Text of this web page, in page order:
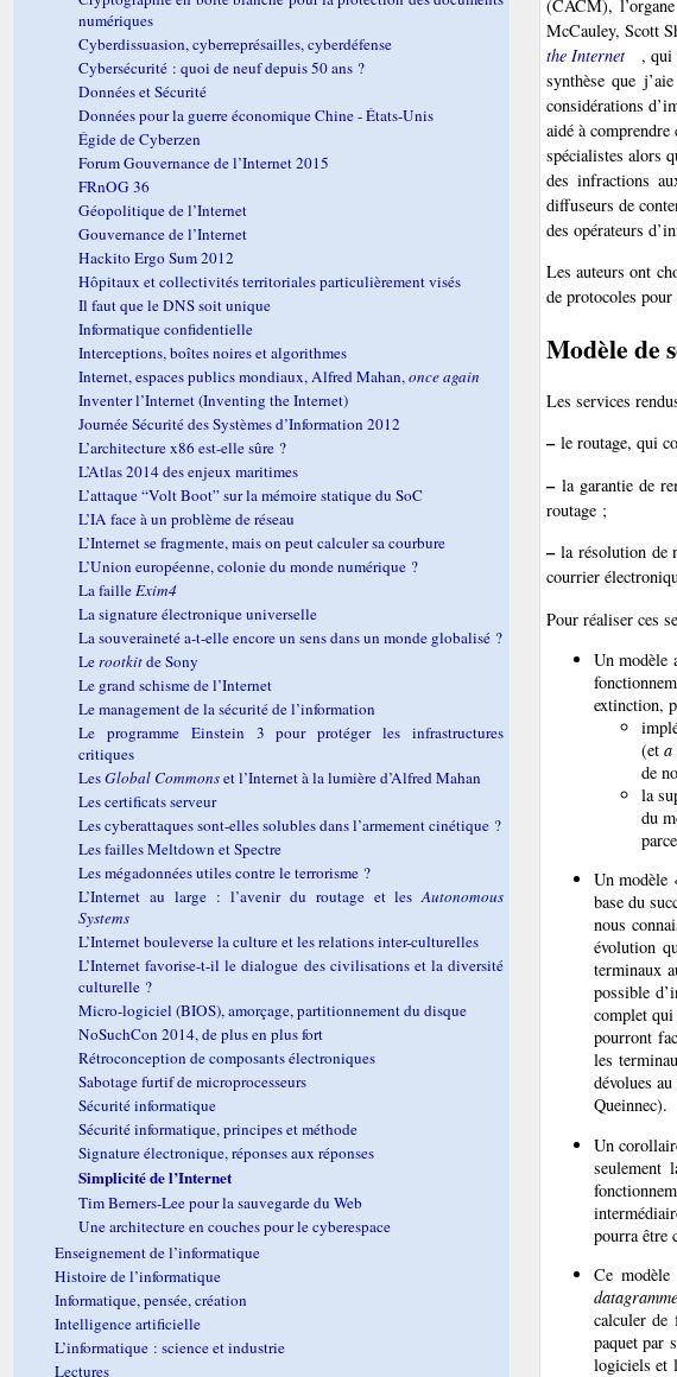
(CACM),
McCauley, Scott
the Internet
, qui
synthèse que
considérations
aidé à
spécialistes alors
des infractions
diffuseurs de
des opérateurs
Les auteurs ont
de protocoles
Modèle de
Les services
–le routage, qui
–la garantie de
routage ;
–la résolution de
courrier
Pour réaliser ces
Un modèle
extinction,
(et
de
la
du
Un modèle
base du
nous
évolution
terminaux
possible
complet
pourront
les
dévolues
Queinnec).
Un
seulement
pourra être
Ce
datagramme
calculer de
paquet par
logiciels et
numériques
Cyberdissuasion, cyberreprésailles, cyberdéfense
Cybersécurité : quoi de neuf depuis 50 ans ?
Données et Sécurité
Données pour la guerre économique Chine - États-Unis
Égide de Cyberzen
Forum Gouvernance de l’Internet 2015
FRnOG 36
Géopolitique de l’Internet
Gouvernance de l’Internet
Hackito Ergo Sum 2012
Hôpitaux et collectivités territoriales particulièrement visés
Il faut que le DNS soit unique
Informatique confidentielle
Interceptions, boîtes noires et algorithmes
Internet, espaces publics mondiaux, Alfred Mahan,once again
Inventer l’Internet (Inventing the Internet)
Journée Sécurité des Systèmes d’Information 2012
L’architecture x86 est-elle sûre ?
L’Atlas 2014 des enjeux maritimes
L’attaque “Volt Boot” sur la mémoire statique du SoC
L’IA face à un problème de réseau
L’Internet se fragmente, mais on peut calculer sa courbure
L’Union européenne, colonie du monde numérique ?
La failleExim4
La signature électronique universelle
La souveraineté a-t-elle encore un sens dans un monde globalisé ?
Lerootkitde Sony
Le grand schisme de l’Internet
Le management de la sécurité de l’information
Le programme Einstein 3 pour protéger les infrastructures
critiques
LesGlobal Commonset l’Internet à la lumière d’Alfred Mahan
Les certificats serveur
Les cyberattaques sont-elles solubles dans l’armement cinétique ?
Les failles Meltdown et Spectre
Les mégadonnées utiles contre le terrorisme ?
L’Internet au large : l’avenir du routage et lesAutonomous
Systems
L’Internet bouleverse la culture et les relations inter-culturelles
L’Internet favorise-t-il le dialogue des civilisations et la diversité
culturelle ?
Micro-logiciel (BIOS), amorçage, partitionnement du disque
NoSuchCon 2014, de plus en plus fort
Rétroconception de composants électroniques
Sabotage furtif de microprocesseurs
Sécurité informatique
Sécurité informatique, principes et méthode
Signature électronique, réponses aux réponses
Simplicité de l’Internet
Tim Berners-Lee pour la sauvegarde du Web
Une architecture en couches pour le cyberespace
Enseignement de l’informatique
Histoire de l’informatique
Informatique, pensée, création
Intelligence artificielle
L’informatique : science et industrie
Lectures